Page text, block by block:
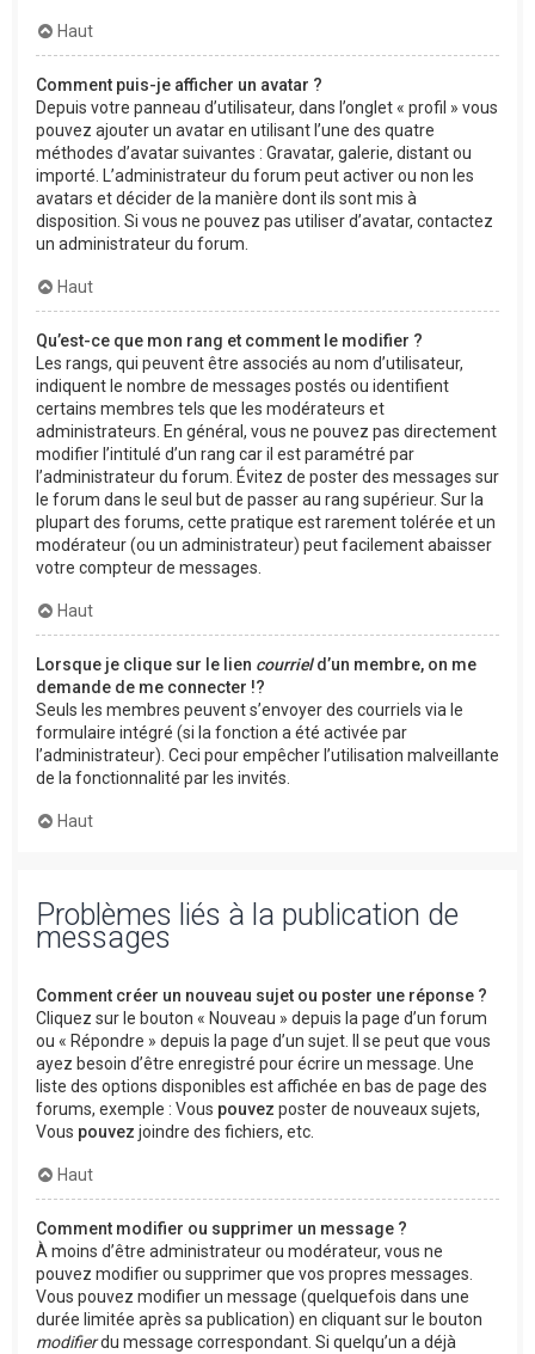
Haut
Comment puis-je afficher un avatar ?
Depuis votre panneau d’utilisateur, dans l’onglet « profil » vous
pouvez ajouter un avatar en utilisant l’une des quatre
méthodes d’avatar suivantes : Gravatar, galerie, distant ou
importé. L’administrateur du forum peut activer ou non les
avatars et décider de la manière dont ils sont mis à
disposition. Si vous ne pouvez pas utiliser d’avatar, contactez
un administrateur du forum.
Haut
Qu’est-ce que mon rang et comment le modifier ?
Les rangs, qui peuvent être associés au nom d’utilisateur,
indiquent le nombre de messages postés ou identifient
certains membres tels que les modérateurs et
administrateurs. En général, vous ne pouvez pas directement
modifier l’intitulé d’un rang car il est paramétré par
l’administrateur du forum. Évitez de poster des messages sur
le forum dans le seul but de passer au rang supérieur. Sur la
plupart des forums, cette pratique est rarement tolérée et un
modérateur (ou un administrateur) peut facilement abaisser
votre compteur de messages.
Haut
Lorsque je clique sur le lien courrield’un membre, on me
demande de me connecter !?
Seuls les membres peuvent s’envoyer des courriels via le
formulaire intégré (si la fonction a été activée par
l’administrateur). Ceci pour empêcher l’utilisation malveillante
de la fonctionnalité par les invités.
Haut
Problèmes liés à la publication de
messages
Comment créer un nouveau sujet ou poster une réponse ?
Cliquez sur le bouton « Nouveau » depuis la page d’un forum
ou « Répondre » depuis la page d’un sujet. Il se peut que vous
ayez besoin d’être enregistré pour écrire un message. Une
liste des options disponibles est affichée en bas de page des
forums, exemple : Vous pouvez poster de nouveaux sujets,
Vous pouvez joindre des fichiers, etc.
Haut
Comment modifier ou supprimer un message ?
À moins d’être administrateur ou modérateur, vous ne
pouvez modifier ou supprimer que vos propres messages.
Vous pouvez modifier un message (quelquefois dans une
durée limitée après sa publication) en cliquant sur le bouton
modifierdu message correspondant. Si quelqu’un a déjà